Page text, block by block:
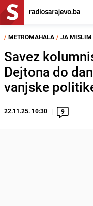
/ METROMAHALA / JA MISLIM
Savez
Dejtona do
vanjske
22.11.25. 10:30 9